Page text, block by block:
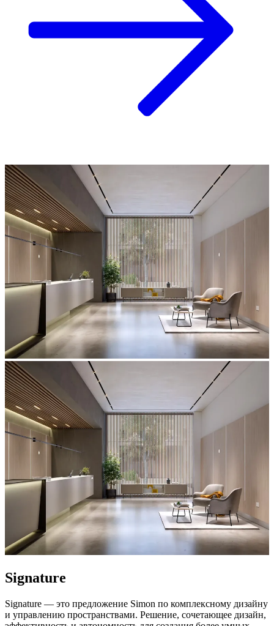
Signature
Signature — это предложение Simon по комплексному дизайну
и управлению пространствами. Решение, сочетающее дизайн,